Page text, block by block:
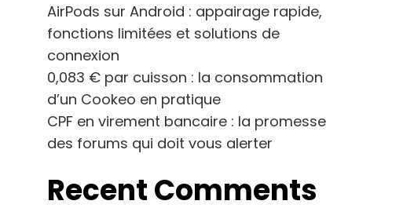
AirPods sur Android : appairage rapide,
fonctions limitées et solutions de
connexion
0,083 € par cuisson : la consommation
d’un Cookeo en pratique
CPF en virement bancaire : la promesse
des forums qui doit vous alerter
Recent Comments